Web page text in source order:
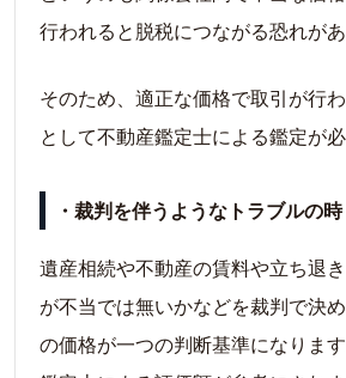
行われると脱税につながる恐れがあ
そのため、適正な価格で取引が行
として不動産鑑定士による鑑定が必
・裁判を伴うようなトラブルの時
遺産相続や不動産の賃料や立ち退
が不当では無いかなどを裁判で決
の価格が一つの判断基準になりま